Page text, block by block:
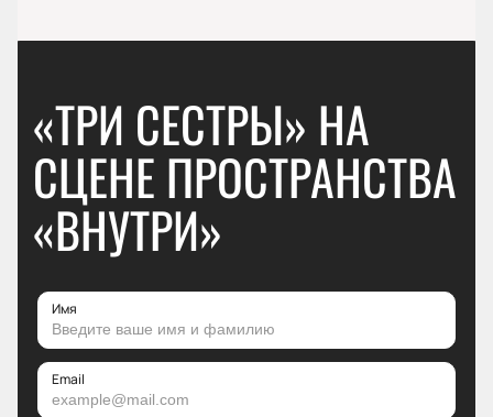
«ТРИ СЕСТРЫ» НА
СЦЕНЕ ПРОСТРАНСТВА
«ВНУТРИ»
Имя
Email